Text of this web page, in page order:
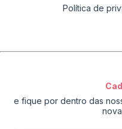
Política de
e fique por dentro das